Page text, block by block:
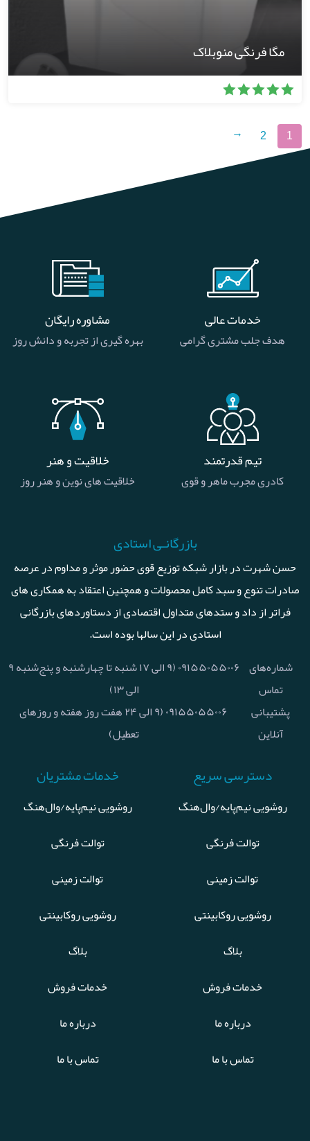
مگا فرنگی منوبلاک
1
2
←
خدمات عالی
هدف جلب مشتری گرامی
مشاوره رایگان
بهره گیری از تجربه و دانش روز
تیم قدرتمند
کادری مجرب ماهر و قوی
خلاقیت و هنر
خلاقیت های نوین و هنر روز
بازرگانـی استادی
حسن شهرت در بازار شبکه توزیع قوی حضور موثر و مداوم در عرصه
صادرات تنوع و سبد کامل محصولات و همچنین اعتقاد به همکاری های
فراتر از داد و ستدهای متداول اقتصادی از دستاوردهای بازرگانی
استادی در این سالها بوده است.
شماره‌های
تماس
۰۹۱۵۵۰۵۵۰۰۶ (۹ الی ۱۷ شنبه تا چهارشنبه و پنج‌شنبه ۹
الی ۱۳)
پشتیبانی
آنلاین
۰۹۱۵۵۰۵۵۰۰۶ (۹ الی ۲۴ هفت روز هفته و روزهای
تعطیل)
دسترسی سریع
روشویی نیم‌پایه/وال‌هنگ
توالت فرنگی
توالت زمینی
روشویی روکابینتی
بلاگ
خدمات فروش
درباره ما
تماس با ما
خدمات مشتریان
روشویی نیم‌پایه/وال‌هنگ
توالت فرنگی
توالت زمینی
روشویی روکابینتی
بلاگ
خدمات فروش
درباره ما
تماس با ما